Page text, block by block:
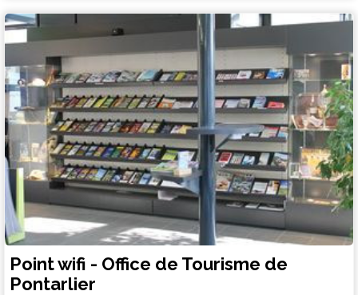
Point wifi - Office de Tourisme de
Pontarlier